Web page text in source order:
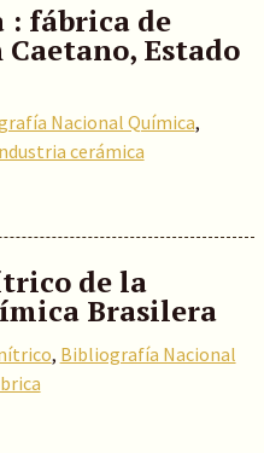
fábrica de
Estado
Nacional Química,
cerámica
de la
Brasilera
, Bibliografía Nacional